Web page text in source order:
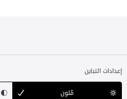
إعدادات التباين
مُلون